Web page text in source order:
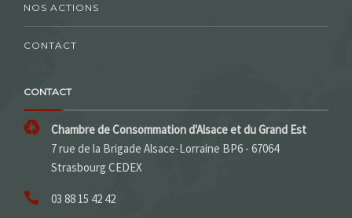
NOS ACTIONS
CONTACT
CONTACT
Chambre de Consommation d'Alsace et du Grand Est
7 rue de la Brigade Alsace-Lorraine BP6 - 67064
Strasbourg CEDEX
03 88 15 42 42